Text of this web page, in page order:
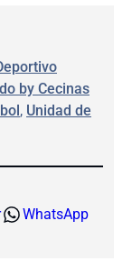
by Cecinas
, Unidad de
WhatsApp